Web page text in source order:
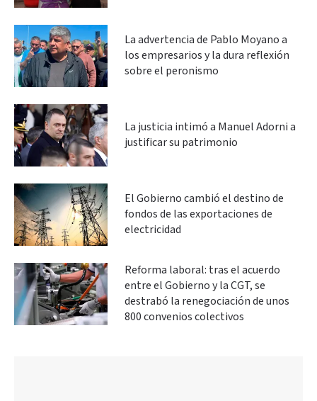
La advertencia de Pablo Moyano a
los empresarios y la dura reflexión
sobre el peronismo
La justicia intimó a Manuel Adorni a
justificar su patrimonio
El Gobierno cambió el destino de
fondos de las exportaciones de
electricidad
Reforma laboral: tras el acuerdo
entre el Gobierno y la CGT, se
destrabó la renegociación de unos
800 convenios colectivos